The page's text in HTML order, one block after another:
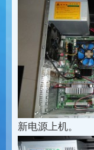
新电源上机。